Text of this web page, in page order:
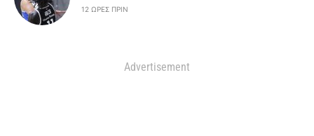
12 ΏΡΕΣ ΠΡΙΝ
Advertisement